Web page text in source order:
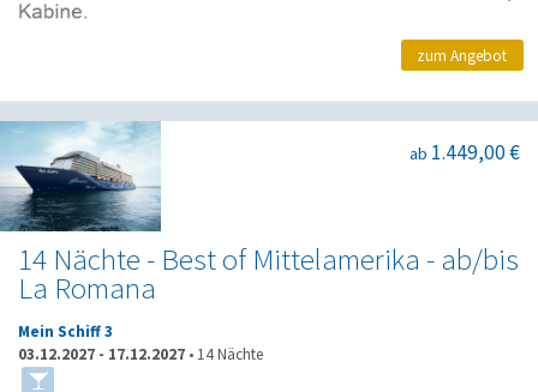
zum Angebot
14 Nächte - Best of Mittelamerika - ab/bis
La Romana
ab 1.449,00 €
Mein Schiff 3
03.12.2027 - 17.12.2027 • 14 Nächte